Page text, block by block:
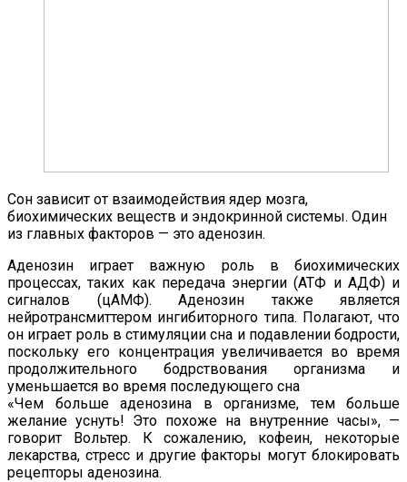
Сон зависит от взаимодействия ядер мозга,
биохимических веществ и эндокринной системы. Один
из главных факторов — это аденозин.
Аденозин играет важную роль в биохимических
процессах, таких как передача энергии (АТФ и АДФ) и
сигналов (цАМФ). Аденозин также является
нейротрансмиттером ингибиторного типа. Полагают, что
он играет роль в стимуляции сна и подавлении бодрости,
поскольку его концентрация увеличивается во время
продолжительного бодрствования организма и
уменьшается во время последующего сна
«Чем больше аденозина в организме, тем больше
желание уснуть! Это похоже на внутренние часы», —
говорит Вольтер. К сожалению, кофеин, некоторые
лекарства, стресс и другие факторы могут блокировать
рецепторы аденозина.